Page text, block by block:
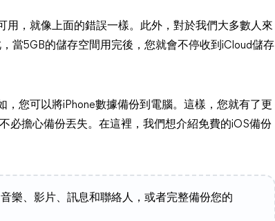
用，就像上面的錯誤一樣。此外，對於我們大多數人來
當5GB的儲存空間用完後，您就會不停收到iCloud儲存
您可以將iPhone數據備份到電腦。這樣，您就有了更
必擔心備份丟失。在這裡，我們想介紹免費的iOS備份
樂、影片、訊息和聯絡人，或者完整備份您的